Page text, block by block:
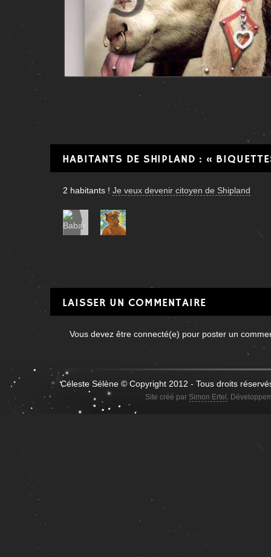
HABITANTS DE SHIPLAND : «
2 habitants ! Je veux devenir citoyen de Shipland
LAISSER UN COMMENTAIRE
Vous devez être connecté(e) pour poster un
Céleste Sélène © Copyright 2012 - Tous droits
Site créé par Simon Ertel .